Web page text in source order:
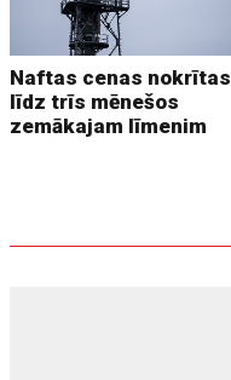
Naftas cenas nokrītas
līdz trīs mēnešos
zemākajam līmenim